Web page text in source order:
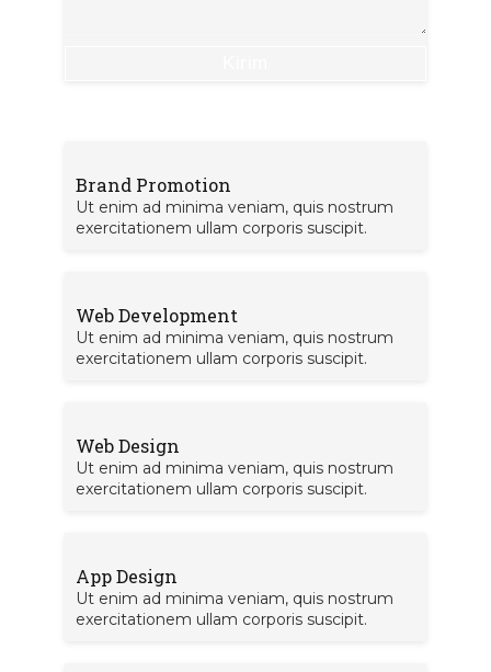
Brand Promotion
Ut enim ad minima veniam, quis nostrum
exercitationem ullam corporis suscipit.
Web Development
Ut enim ad minima veniam, quis nostrum
exercitationem ullam corporis suscipit.
Web Design
Ut enim ad minima veniam, quis nostrum
exercitationem ullam corporis suscipit.
App Design
Ut enim ad minima veniam, quis nostrum
exercitationem ullam corporis suscipit.